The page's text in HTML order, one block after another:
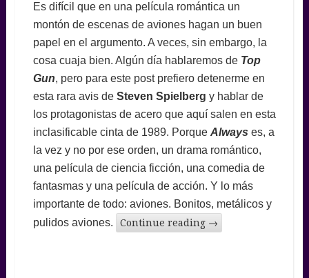
Es difícil que en una película romántica un
montón de escenas de aviones hagan un buen
papel en el argumento. A veces, sin embargo, la
cosa cuaja bien. Algún día hablaremos de Top
Gun, pero para este post prefiero detenerme en
esta rara avis de Steven Spielberg y hablar de
los protagonistas de acero que aquí salen en esta
inclasificable cinta de 1989. Porque Always es, a
la vez y no por ese orden, un drama romántico,
una película de ciencia ficción, una comedia de
fantasmas y una película de acción. Y lo más
importante de todo: aviones. Bonitos, metálicos y
pulidos aviones.
Continue reading →